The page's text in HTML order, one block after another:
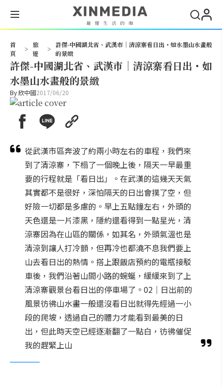
首
頁
>
旅
遊
>
許傑-中國湖北省、武漢市｜清涼寨看日出・如水墨山水畫般
的景緻
許傑-中國湖北省、武漢市｜清涼寨看日出・如
水墨山水畫般的景緻
By欣中國2017/06/20
從武漢市區奔波了約兩小時左右的車程，我們來
到了清涼寨，下榻了一個晚上後，隔天一早最重
要的行程就是「看日出」。在武漢的這幾天天氣
其實都不是很好，深怕隔天的日出會撲了空，但
好險一切都是多慮的。早上五點鐘左右，外頭的
天色還是一片漆黑，隱約還看得到一點星光，清
涼寨因為在山區的關係，如其名，外頭氣溫也是
清涼到讓人打冷顫，但再冷也都澆不息我們要上
山去看日出的熱情。搭上跟飯店預約的電瓶接駁
車後，我們沿著山間小路的蜿蜒，緩緩來到了上
清涼寨觀景台看日出的停車場了。02｜日出前的
風景彷彿山水畫一般還沒看日出就得先經過一小
段的爬坡，透過自己的體力才能看到最美的日
出，但此時天空已經逐漸翻了一點白，彷彿催促
我的趕緊上山